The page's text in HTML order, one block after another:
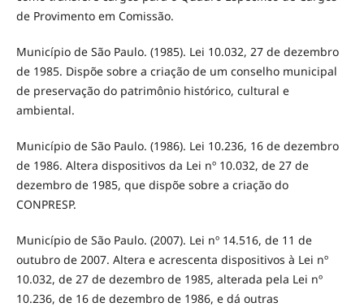
de Provimento em Comissão.
Município de São Paulo. (1985). Lei 10.032, 27 de dezembro
de 1985. Dispõe sobre a criação de um conselho municipal
de preservação do patrimônio histórico, cultural e
ambiental.
Município de São Paulo. (1986). Lei 10.236, 16 de dezembro
de 1986. Altera dispositivos da Lei nº 10.032, de 27 de
dezembro de 1985, que dispõe sobre a criação do
CONPRESP.
Município de São Paulo. (2007). Lei nº 14.516, de 11 de
outubro de 2007. Altera e acrescenta dispositivos à Lei nº
10.032, de 27 de dezembro de 1985, alterada pela Lei nº
10.236, de 16 de dezembro de 1986, e dá outras